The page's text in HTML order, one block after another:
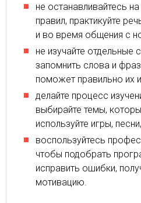
не останавливайтесь
правил, практикуйте
и во время общения с
не изучайте отдельные
запомнить слова и
поможет правильно их
делайте процесс
выбирайте темы,
используйте игры,
воспользуйтесь
чтобы подобрать
исправить ошибки,
мотивацию.